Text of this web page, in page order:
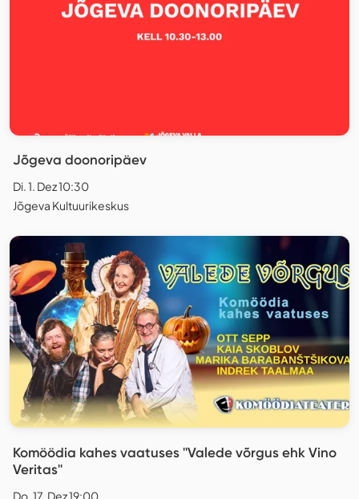
Jõgeva doonoripäev
Di. 1. Dez 10:30
Jõgeva Kultuurikeskus
Komöödia kahes vaatuses ''Valede võrgus ehk Vino
Veritas''
Do. 17. Dez 19:00